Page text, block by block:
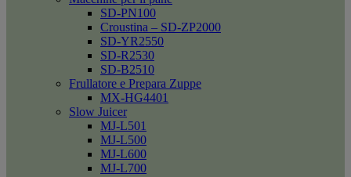
SD-PN100
Croustina – SD-ZP2000
SD-YR2550
SD-R2530
SD-B2510
Frullatore e Prepara Zuppe
MX-HG4401
Slow Juicer
MJ-L501
MJ-L500
MJ-L600
MJ-L700